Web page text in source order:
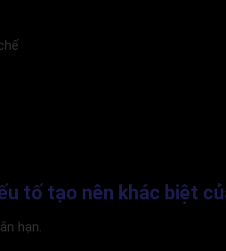
tố tạo nên khác biệt
hạn.